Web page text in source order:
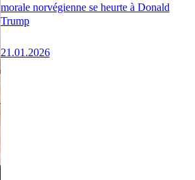
morale norvégienne se heurte à Donald
Trump
21.01.2026